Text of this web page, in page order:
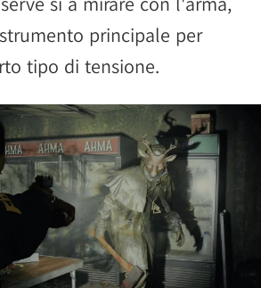
principale per
tipo di tensione.